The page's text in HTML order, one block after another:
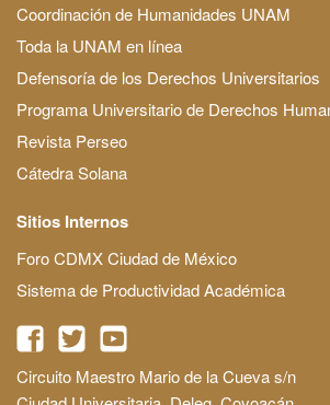
Coordinación de Humanidades UNAM
Toda la UNAM en línea
Defensoría de los Derechos Universitarios
Programa Universitario de Derechos
Revista Perseo
Cátedra Solana
Sitios Internos
Foro CDMX Ciudad de México
Sistema de Productividad Académica
Circuito Maestro Mario de la Cueva s/n